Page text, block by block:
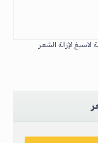
لاسيغ لإزالة الشعر